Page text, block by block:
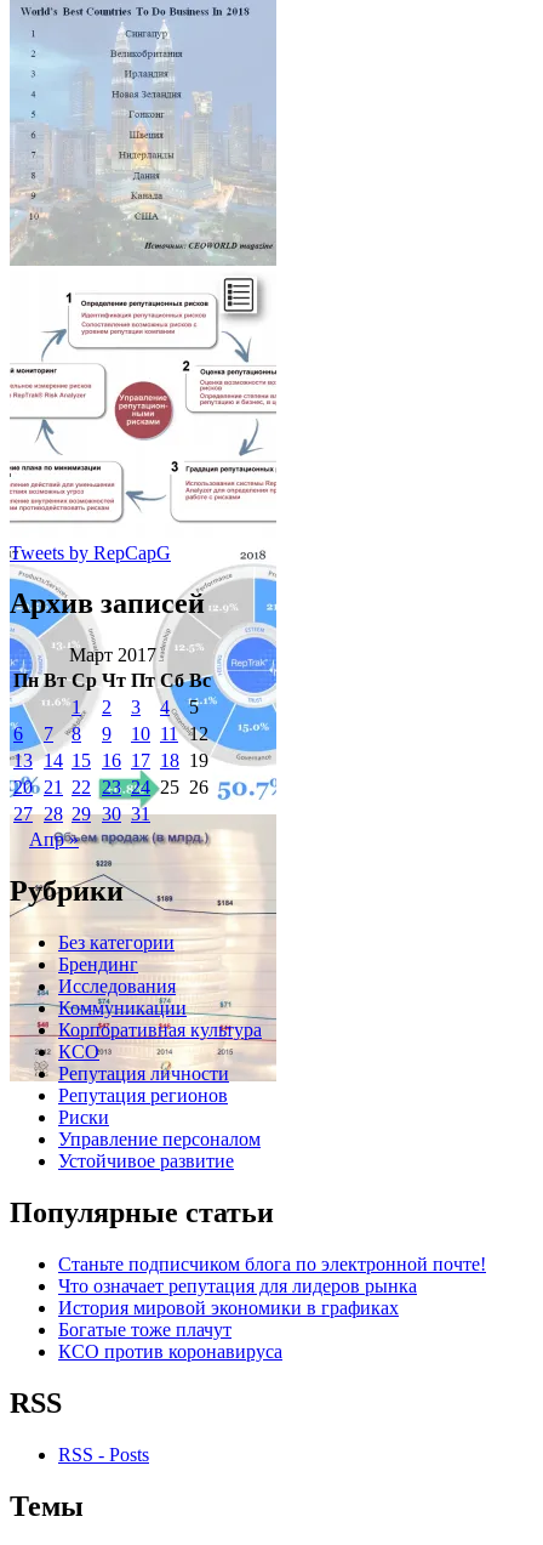
Tweets by RepCapG
Архив записей
Март 2017
Пн Вт Ср Чт Пт Сб Вс
1
2 3 4
5
6
7 8 9 10 11 12
13 14 15 16 17 18 19
20 21 22 23 24 25 26
27 28 29 30 31
Апр »
Рубрики
Без категории
Брендинг
Исследования
Коммуникации
Корпоративная культура
КСО
Репутация личности
Репутация регионов
Риски
Управление персоналом
Устойчивое развитие
Популярные статьи
Станьте подписчиком блога по электронной почте!
Что означает репутация для лидеров рынка
История мировой экономики в графиках
Богатые тоже плачут
КСО против коронавируса
RSS
RSS - Posts
Темы